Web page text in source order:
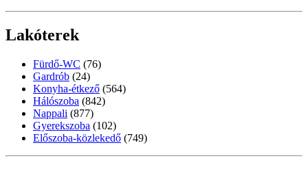
Lakóterek
Fürdő-WC (76)
Gardrób (24)
Konyha-étkező (564)
Hálószoba (842)
Nappali (877)
Gyerekszoba (102)
Előszoba-közlekedő (749)